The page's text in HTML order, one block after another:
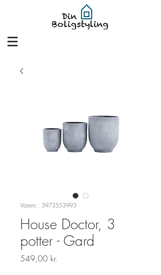
Varenr.: 3973553993
House Doctor, 3
potter - Gard
549,00 kr.